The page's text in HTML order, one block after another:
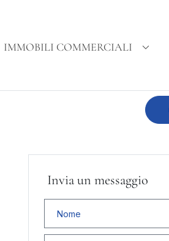
IMMOBILI COMMERCIALI
Invia un messaggio